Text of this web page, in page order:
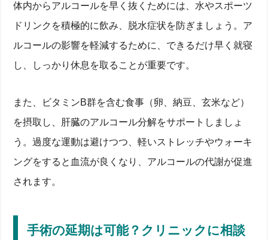
体内からアルコールを早く抜くためには、水やスポーツ
ドリンクを積極的に飲み、脱水症状を防ぎましょう。ア
ルコールの影響を軽減するために、できるだけ早く就寝
し、しっかり休息を取ることが重要です。
また、ビタミンB群を含む食事（卵、納豆、玄米など）
を摂取し、肝臓のアルコール分解をサポートしましょ
う。過度な運動は避けつつ、軽いストレッチやウォーキ
ングをすると血流が良くなり、アルコールの代謝が促進
されます。
手術の延期は可能？クリニックに相談